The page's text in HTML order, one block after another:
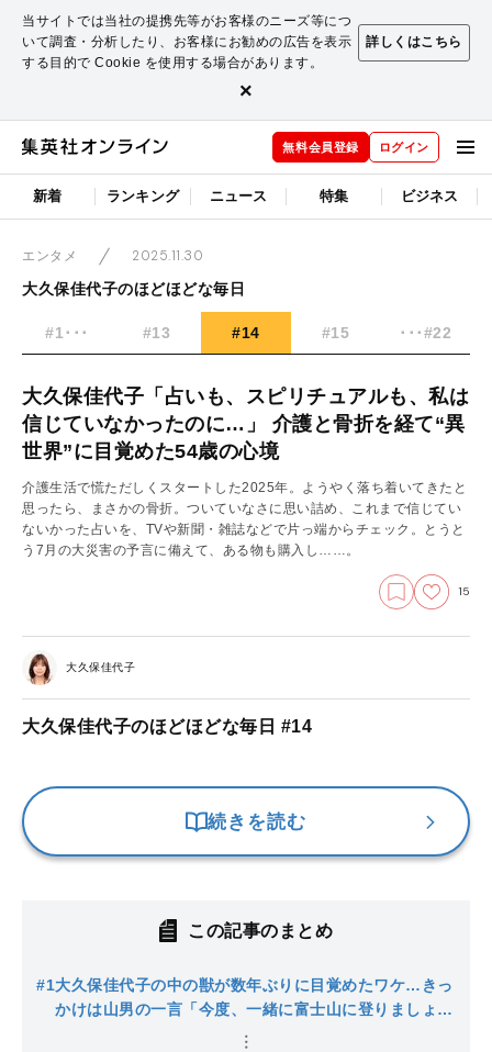
当サイトでは当社の提携先等がお客様のニーズ等につ
いて調査・分析したり、お客様にお勧めの広告を表示
する目的で Cookie を使用する場合があります。
詳しくはこちら
×
無料会員登録 ログイン
新着 ランキング ニュース 特集 ビジネス
エンタメ
2025.11.30
大久保佳代子のほどほどな毎日
#1･･･ #13 #14 #15 ･･･#22
大久保佳代子「占いも、スピリチュアルも、私は
信じていなかったのに…」 介護と骨折を経て“異
世界”に目覚めた54歳の心境
介護生活で慌ただしくスタートした2025年。ようやく落ち着いてきたと
思ったら、まさかの骨折。ついていなさに思い詰め、これまで信じてい
ないかった占いを、TVや新聞・雑誌などで片っ端からチェック。とうと
う7月の大災害の予言に備えて、ある物も購入し……。
15
大久保佳代子
大久保佳代子のほどほどな毎日 #14
続きを読む
この記事のまとめ
#1大久保佳代子の中の獣が数年ぶりに目覚めたワケ…きっ
かけは山男の一言「今度、一緒に富士山に登りましょう